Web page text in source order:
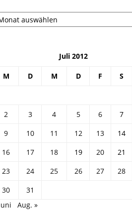
Juli 2012
M D M D F S
2
3 4 5 6 7
9
10 11 12 13 14
16
17 18 19 20 21
23
24 25 26 27 28
30
31
Aug. »